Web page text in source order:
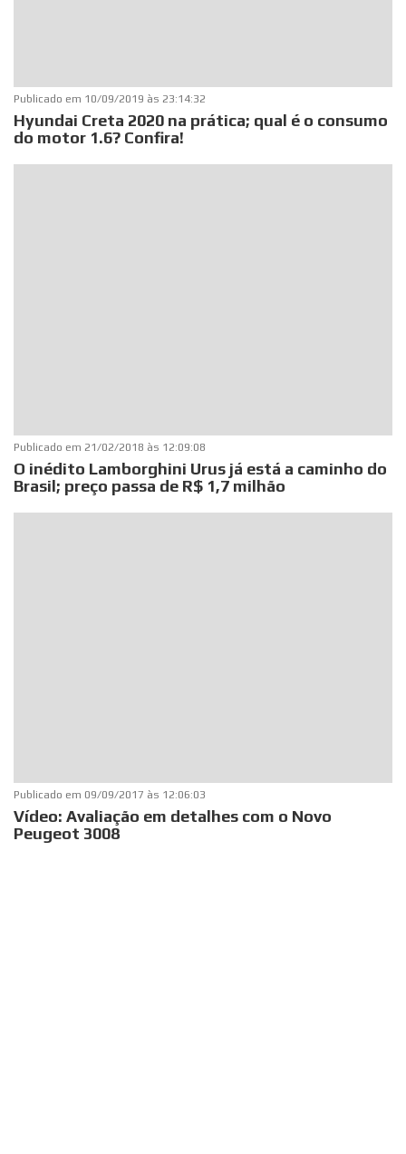
Publicado em 10/09/2019 às 23:14:32
Hyundai Creta 2020 na prática; qual é o consumo
do motor 1.6? Confira!
Publicado em 21/02/2018 às 12:09:08
O inédito Lamborghini Urus já está a caminho do
Brasil; preço passa de R$ 1,7 milhão
Publicado em 09/09/2017 às 12:06:03
Vídeo: Avaliação em detalhes com o Novo
Peugeot 3008